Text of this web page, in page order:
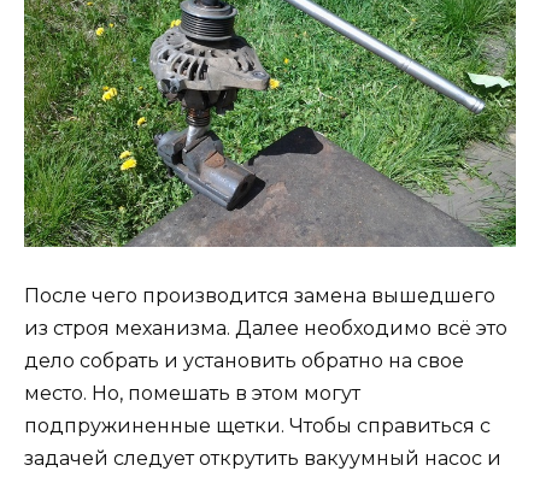
После чего производится замена вышедшего
из строя механизма. Далее необходимо всё это
дело собрать и установить обратно на свое
место. Но, помешать в этом могут
подпружиненные щетки. Чтобы справиться с
задачей следует открутить вакуумный насос и